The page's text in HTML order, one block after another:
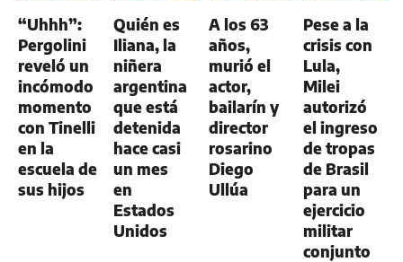
“Uhhh”:
Pergolini
reveló un
incómodo
momento
con Tinelli
en la
escuela de
sus hijos
Quién es
Iliana, la
niñera
argentina
que está
detenida
hace casi
un mes
en
Estados
Unidos
A los 63
años,
murió el
actor,
bailarín y
director
rosarino
Diego
Ullúa
Pese a la
crisis con
Lula,
Milei
autorizó
el ingreso
de tropas
de Brasil
para un
ejercicio
militar
conjunto